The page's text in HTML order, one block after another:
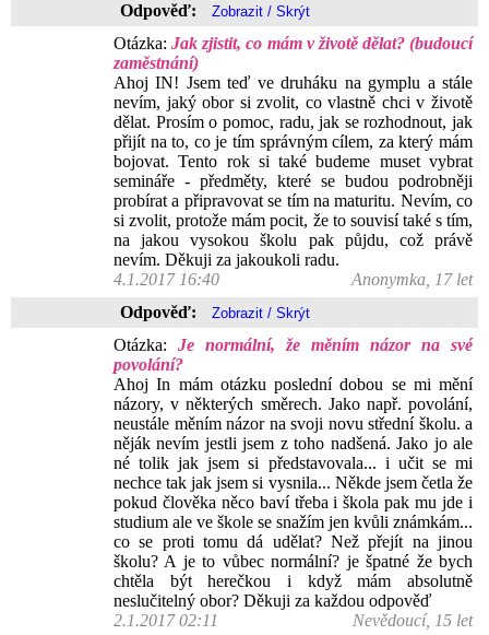
Odpověď:
Otázka:Jak zjistit, co mám v životě dělat? (budoucí
zaměstnání)
Ahoj IN! Jsem teď ve druháku na gymplu a stále
nevím, jaký obor si zvolit, co vlastně chci v životě
dělat. Prosím o pomoc, radu, jak se rozhodnout, jak
přijít na to, co je tím správným cílem, za který mám
bojovat. Tento rok si také budeme muset vybrat
semináře - předměty, které se budou podrobněji
probírat a připravovat se tím na maturitu. Nevím, co
si zvolit, protože mám pocit, že to souvisí také s tím,
na jakou vysokou školu pak půjdu, což právě
nevím. Děkuji za jakoukoli radu.
4.1.2017 16:40
Anonymka, 17 let
Odpověď:
Otázka: Je normální, že měním názor na své
povolání?
Ahoj In mám otázku poslední dobou se mi mění
názory, v některých směrech. Jako např. povolání,
neustále měním názor na svoji novu střední školu. a
něják nevím jestli jsem z toho nadšená. Jako jo ale
né tolik jak jsem si představovala... i učit se mi
nechce tak jak jsem si vysnila... Někde jsem četla že
pokud člověka něco baví třeba i škola pak mu jde i
studium ale ve škole se snažím jen kvůli známkám...
co se proti tomu dá udělat? Než přejít na jinou
školu? A je to vůbec normální? je špatné že bych
chtěla být herečkou i když mám absolutně
neslučitelný obor? Děkuji za každou odpověď
2.1.2017 02:11
Nevědoucí, 15 let